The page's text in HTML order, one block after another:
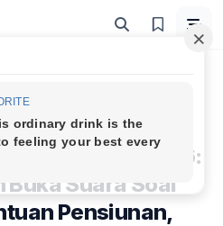
Ini 9 Juni 2026:
Suara Soal
Pensiunan,